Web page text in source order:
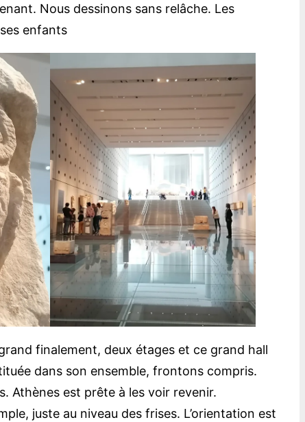
Nous dessinons sans relâche. Les
enfants
finalement, deux étages et ce grand hall
dans son ensemble, frontons compris.
Athènes est prête à les voir revenir.
juste au niveau des frises. L’orientation est